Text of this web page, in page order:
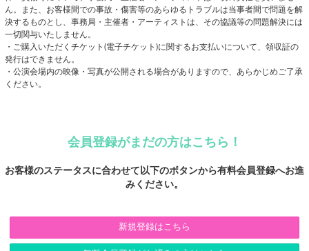
ん。また、お客様間での事故・傷害等のあらゆるトラブルは当事者間で問題を解
決するものとし、事務局・主催者・アーティストは、その協議等の問題解決には
一切関与いたしません。
・ご購入いただくチケット(電子チケット)に関するお支払いについて、領収証の
発行はできません。
・公演会場内の映像・写真が公開される場合がありますので、あらかじめご了承
ください。
会員登録がまだの方はこちら！
お客様のステータスに合わせて以下のボタンから有料会員登録へお進
みください。
新規登録はこちら